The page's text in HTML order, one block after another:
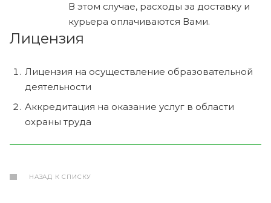
В этом случае, расходы за доставку и
курьера оплачиваются Вами.
Лицензия
Лицензия на осуществление образовательной
деятельности
Аккредитация на оказание услуг в области
охраны труда
НАЗАД К СПИСКУ